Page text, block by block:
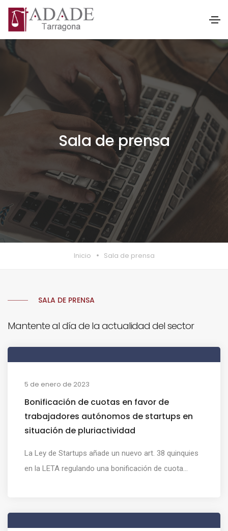
Sala de prensa
Inicio Sala de prensa
SALA DE PRENSA
Mantente al día de la actualidad del sector
5 de enero de 2023
Bonificación de cuotas en favor de
trabajadores autónomos de startups en
situación de pluriactividad
La Ley de Startups añade un nuevo art. 38 quinquies
en la LETA regulando una bonificación de cuota...